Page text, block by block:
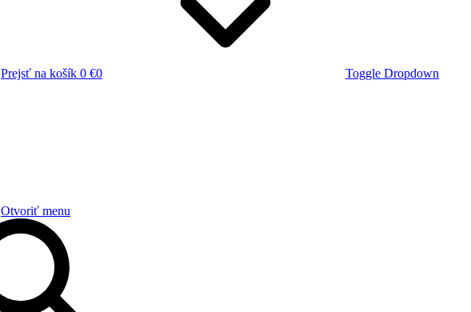
Prejsť na košík 0 €0
Toggle Dropdown
Otvoriť menu